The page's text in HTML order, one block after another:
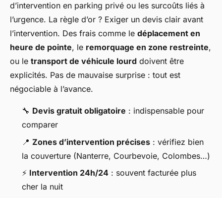
d’intervention en parking privé ou les surcoûts liés à
l’urgence. La règle d’or ? Exiger un devis clair avant
l’intervention. Des frais comme le déplacement en
heure de pointe, le remorquage en zone restreinte,
ou le transport de véhicule lourd doivent être
explicités. Pas de mauvaise surprise : tout est
négociable à l’avance.
🔧 Devis gratuit obligatoire : indispensable pour
comparer
📍 Zones d’intervention précises : vérifiez bien
la couverture (Nanterre, Courbevoie, Colombes…)
⚡ Intervention 24h/24 : souvent facturée plus
cher la nuit